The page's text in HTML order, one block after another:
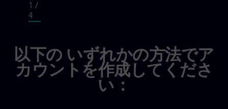
1 /
4
以下の いずれかの方法でア
カウントを作成してくださ
い：